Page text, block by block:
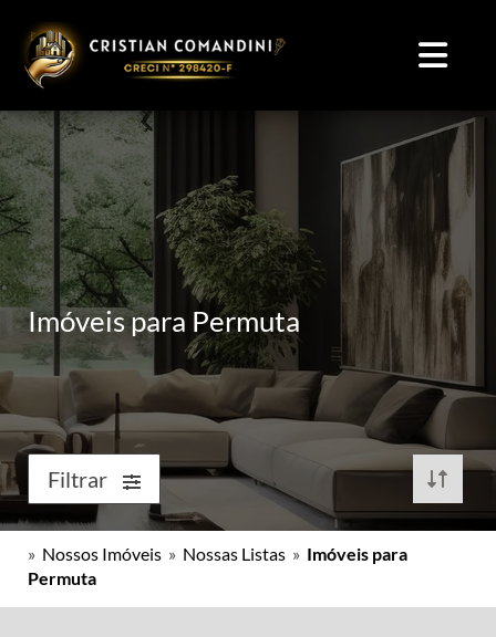
Imóveis para Permuta
Filtrar
» Nossos Imóveis » Nossas Listas » Imóveis para
Permuta